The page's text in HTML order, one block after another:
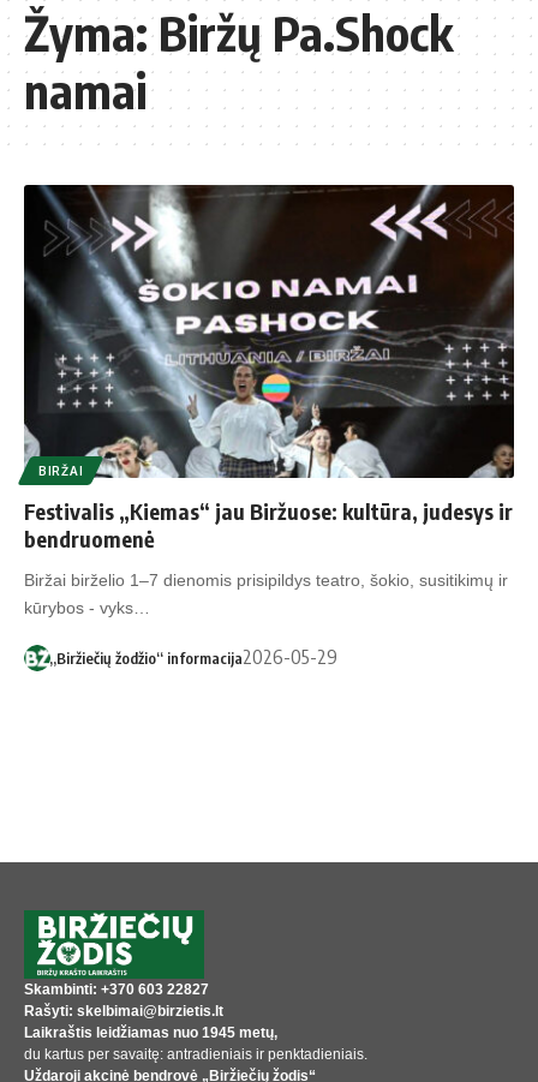
Žyma:Biržų Pa.Shock
namai
BIRŽAI
Festivalis „Kiemas“ jau Biržuose: kultūra, judesys ir
bendruomenė
Biržai birželio 1–7 dienomis prisipildys teatro, šokio, susitikimų ir
kūrybos - vyks…
„Biržiečių žodžio“ informacija2026-05-29
Skambinti: +370 603 22827
Rašyti: skelbimai@birzietis.lt
Laikraštis leidžiamas nuo 1945 metų,
du kartus per savaitę: antradieniais ir penktadieniais.
Uždaroji akcinė bendrovė „Biržiečių žodis“